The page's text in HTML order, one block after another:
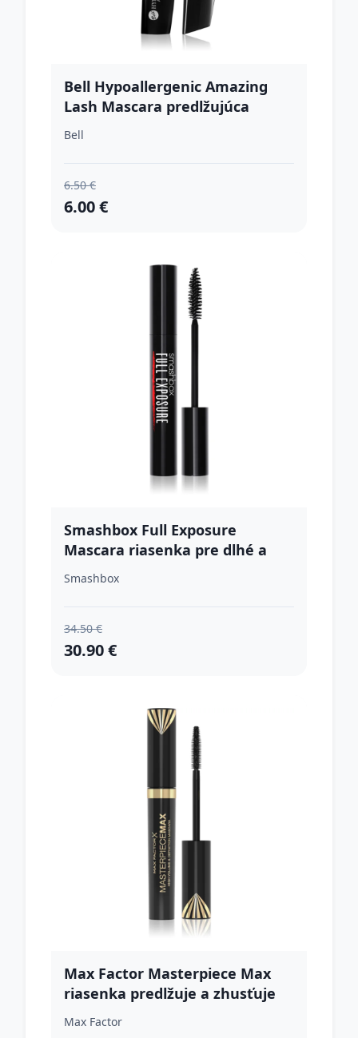
Bell Hypoallergenic Amazing
Lash Mascara predlžujúca
riasenka 11 g
Bell
6.50 €
6.00 €
Smashbox Full Exposure
Mascara riasenka pre dlhé a
plné mihalnice odtieň Jet Black
Smashbox
34.50 €
30.90 €
Max Factor Masterpiece Max
riasenka predlžuje a zhusťuje
mihalnice odtieň Black 7.2 ml
Max Factor